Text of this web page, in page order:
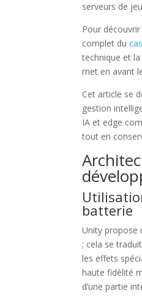
serveurs de
Pour
complet du
technique et
met en avant
Cet article se
gestion
IA et edge
tout en
batterie
Unity propose
; cela se
les effets
haute fidélité
d’une partie